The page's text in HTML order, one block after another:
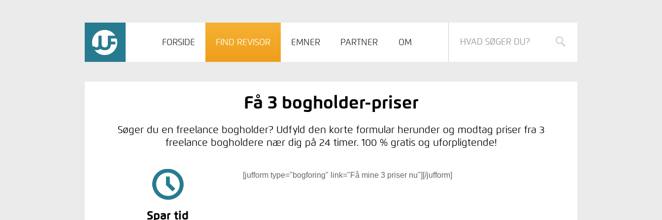
FORSIDE FIND REVISOR EMNER PARTNER OM
Få 3 bogholder-priser
Søger du en freelance bogholder? Udfyld den korte formular herunder og modtag priser fra 3
freelance bogholdere nær dig på 24 timer. 100 % gratis og uforpligtende!
Spar tid
[jufform type="bogforing" link="Få mine 3 priser nu"][/jufform]